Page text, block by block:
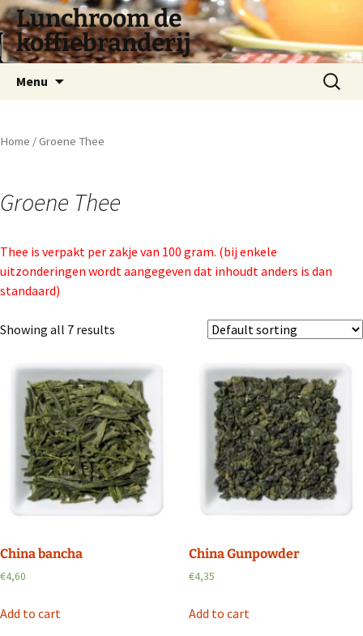
Lunchroom de
koffiebranderij
Menu
Zoeken
naar:
Home / Groene Thee
Groene Thee
Thee is verpakt per zakje van 100 gram. (bij enkele
uitzonderingen wordt aangegeven dat inhoudt anders is dan
standaard)
Showing all 7 results
China bancha
€4,60
Add to cart
China Gunpowder
€4,35
Add to cart